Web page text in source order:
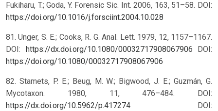
Fukiharu, T.; Goda, Y. Forensic Sic. Int. 2006, 163, 51–58. DOI:
https://doi.org/10.1016/j.forsciint.2004.10.028
81. Unger, S. E.; Cooks, R. G. Anal. Lett. 1979, 12, 1157–1167.
DOI: https://dx.doi.org/10.1080/00032717908067906
DOI:
https://doi.org/10.1080/00032717908067906
82. Stamets, P. E.; Beug, M. W.; Bigwood, J. E.; Guzmán, G.
Mycotaxon. 1980, 11, 476–484. DOI:
https://dx.doi.org/10.5962/p.417274
DOI: